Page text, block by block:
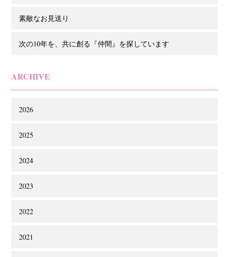
素敵なお見送り
次の10年を、共に創る『仲間』を探しています
ARCHIVE
2026
2025
2024
2023
2022
2021